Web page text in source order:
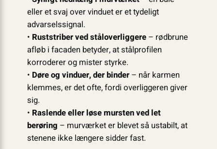
eller et svaj over vinduet er et tydeligt
advarselssignal.
• Ruststriber ved ståloverliggere– rødbrune
afløb i facaden betyder, at stål­profilen
korroderer og mister styrke.
• Døre og vinduer, der binder– når karmen
klemmes, er det ofte, fordi overliggeren giver
sig.
• Raslende eller løse mursten ved let
berøring – murværket er blevet så ustabilt, at
stenene ikke længere sidder fast.